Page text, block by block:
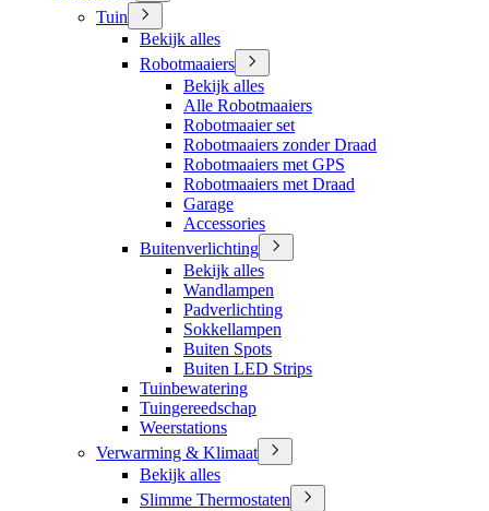
Tuin
Bekijk alles
Robotmaaiers
Bekijk alles
Alle Robotmaaiers
Robotmaaier set
Robotmaaiers zonder Draad
Robotmaaiers met GPS
Robotmaaiers met Draad
Garage
Accessories
Buitenverlichting
Bekijk alles
Wandlampen
Padverlichting
Sokkellampen
Buiten Spots
Buiten LED Strips
Tuinbewatering
Tuingereedschap
Weerstations
Verwarming & Klimaat
Bekijk alles
Slimme Thermostaten